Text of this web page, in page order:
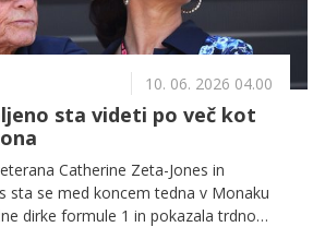
10. 06. 2026 04.00
sta videti po več kot
Catherine Zeta-Jones in
sta se med koncem tedna v Monaku
dirke formule 1 in pokazala trdno